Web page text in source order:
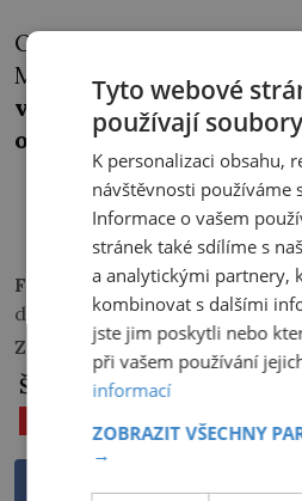
Ostatní zajatce odvedou
Měchenic, kde je
vagonůa odvezou do
osvobodí transport
Foto:
autor neznámý/
domain
Zdroje informací:
Štítky:
2. SVĚTOVÁ VÁLKA
Sdílet na
Tyto webové
používají
K personalizaci obsahu,
návštěvnosti používáme
Informace o vašem
stránek také sdílíme s
a analytickými partnery,
kombinovat s dalšími
jste jim poskytli nebo
při vašem používání
informací
ZOBRAZIT VŠECHNY
→